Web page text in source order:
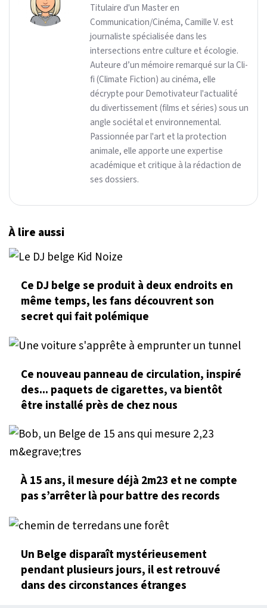
Titulaire d'un Master en
Communication/Cinéma, Camille V. est
journaliste spécialisée dans les
intersections entre culture et écologie.
Auteure d’un mémoire remarqué sur la Cli-
fi (Climate Fiction) au cinéma, elle
décrypte pour Demotivateur l'actualité
du divertissement (films et séries) sous un
angle sociétal et environnemental.
Passionnée par l'art et la protection
animale, elle apporte une expertise
académique et critique à la rédaction de
ses dossiers.
À lire aussi
Ce DJ belge se produit à deux endroits en
même temps, les fans découvrent son
secret qui fait polémique
Ce nouveau panneau de circulation, inspiré
des... paquets de cigarettes, va bientôt
être installé près de chez nous
À 15 ans, il mesure déjà 2m23 et ne compte
pas s’arrêter là pour battre des records
Un Belge disparaît mystérieusement
pendant plusieurs jours, il est retrouvé
dans des circonstances étranges